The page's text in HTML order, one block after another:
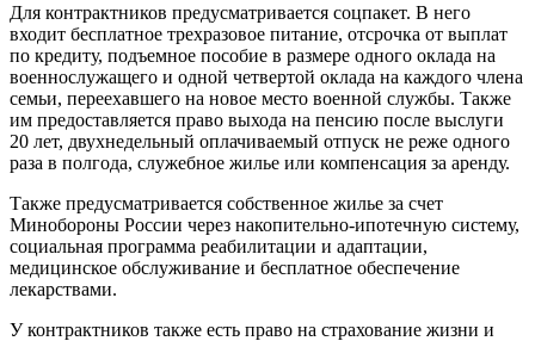
Для контрактников предусматривается соцпакет. В него
входит бесплатное трехразовое питание, отсрочка от выплат
по кредиту, подъемное пособие в размере одного оклада на
военнослужащего и одной четвертой оклада на каждого члена
семьи, переехавшего на новое место военной службы. Также
им предоставляется право выхода на пенсию после выслуги
20 лет, двухнедельный оплачиваемый отпуск не реже одного
раза в полгода, служебное жилье или компенсация за аренду.
Также предусматривается собственное жилье за счет
Минобороны России через накопительно-ипотечную систему,
социальная программа реабилитации и адаптации,
медицинское обслуживание и бесплатное обеспечение
лекарствами.
У контрактников также есть право на страхование жизни и